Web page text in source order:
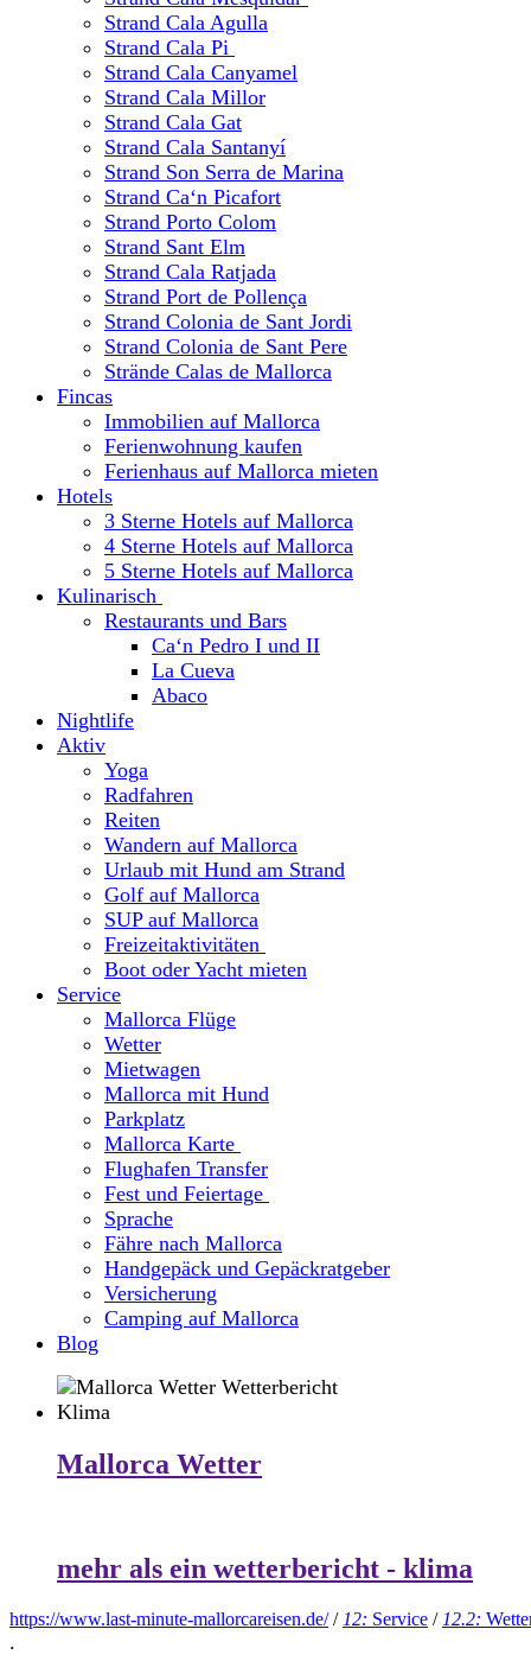
Strand Cala Agulla
Strand Cala Pi
Strand Cala Canyamel
Strand Cala Millor
Strand Cala Gat
Strand Cala Santanyí
Strand Son Serra de Marina
Strand Ca‘n Picafort
Strand Porto Colom
Strand Sant Elm
Strand Cala Ratjada
Strand Port de Pollença
Strand Colonia de Sant Jordi
Strand Colonia de Sant Pere
Strände Calas de Mallorca
Fincas
Immobilien auf Mallorca
Ferienwohnung kaufen
Ferienhaus auf Mallorca mieten
Hotels
3 Sterne Hotels auf Mallorca
4 Sterne Hotels auf Mallorca
5 Sterne Hotels auf Mallorca
Kulinarisch
Restaurants und Bars
Ca‘n Pedro I und II
La Cueva
Abaco
Nightlife
Aktiv
Yoga
Radfahren
Reiten
Wandern auf Mallorca
Urlaub mit Hund am Strand
Golf auf Mallorca
SUP auf Mallorca
Freizeitaktivitäten
Boot oder Yacht mieten
Service
Mallorca Flüge
Wetter
Mietwagen
Mallorca mit Hund
Parkplatz
Mallorca Karte
Flughafen Transfer
Fest und Feiertage
Sprache
Fähre nach Mallorca
Handgepäck und Gepäckratgeber
Versicherung
Camping auf Mallorca
Blog
Mallorca Wetter
mehr als ein wetterbericht - klima
https://www.last-minute-mallorcareisen.de/ / 12: Service / 12.2:
.